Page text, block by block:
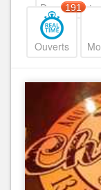
Decroissant
Ouverts
191